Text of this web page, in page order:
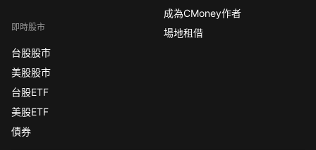
即時股市
台股股市
美股股市
台股ETF
美股ETF
債券
成為CMoney作者
場地租借